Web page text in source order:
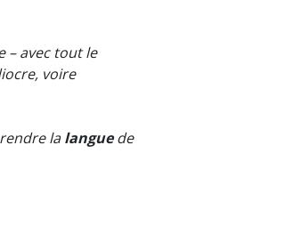
– avec tout le
voire
lalanguede